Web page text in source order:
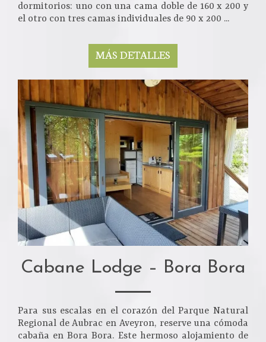
dormitorios: uno con una cama doble de 160 x 200 y
el otro con tres camas individuales de 90 x 200 ...
MÁS DETALLES
Cabane Lodge – Bora Bora
Para sus escalas en el corazón del Parque Natural
Regional de Aubrac en Aveyron, reserve una cómoda
cabaña en Bora Bora. Este hermoso alojamiento de